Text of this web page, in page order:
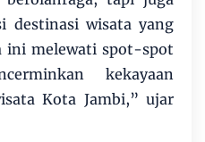
destinasi wisata yang
ini melewati spot-spot
kekayaan
Kota Jambi,” ujar